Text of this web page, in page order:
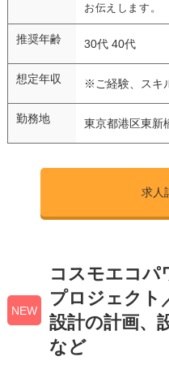
お伝えします。
推奨年齢 30代 40代
想定年収 ※ご経験、スキ
勤務地 東京都港区東新
求人
NEW
コスモエコパ
プロジェクト
設計の計画、
など